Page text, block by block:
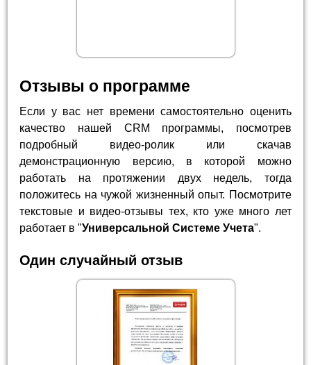
Отзывы о программе
Если у вас нет времени самостоятельно оценить
качество нашей CRM программы, посмотрев
подробный видео-ролик или скачав
демонстрационную версию, в которой можно
работать на протяжении двух недель, тогда
положитесь на чужой жизненный опыт. Посмотрите
текстовые и видео-отзывы тех, кто уже много лет
работает в "Универсальной Системе Учета".
Один случайный отзыв